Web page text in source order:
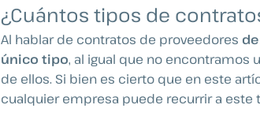
¿Cuántos tipos de
Al hablar de contratos de proveedores
único tipo, al igual que no encontramos
de ellos. Si bien es cierto que en este
cualquier empresa puede recurrir a este